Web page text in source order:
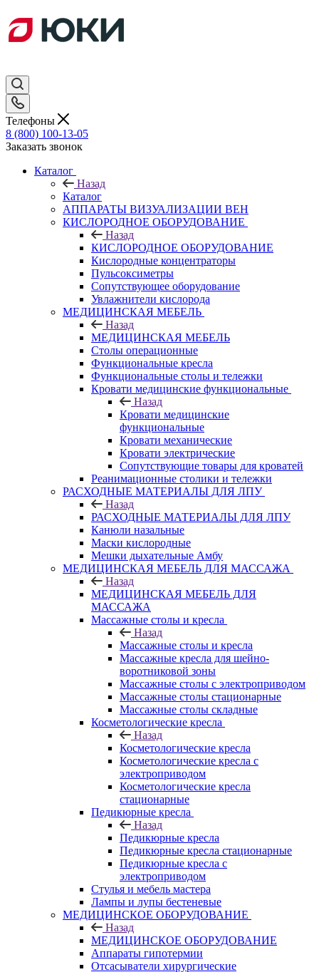
Телефоны
8 (800) 100-13-05
Заказать звонок
Каталог
Назад
Каталог
АППАРАТЫ ВИЗУАЛИЗАЦИИ ВЕН
КИСЛОРОДНОЕ ОБОРУДОВАНИЕ
Назад
КИСЛОРОДНОЕ ОБОРУДОВАНИЕ
Кислородные концентраторы
Пульсоксиметры
Сопутствующее оборудование
Увлажнители кислорода
МЕДИЦИНСКАЯ МЕБЕЛЬ
Назад
МЕДИЦИНСКАЯ МЕБЕЛЬ
Столы операционные
Функциональные кресла
Функциональные столы и тележки
Кровати медицинские функциональные
Назад
Кровати медицинские
функциональные
Кровати механические
Кровати электрические
Сопутствующие товары для кроватей
Реанимационные столики и тележки
РАСХОДНЫЕ МАТЕРИАЛЫ ДЛЯ ЛПУ
Назад
РАСХОДНЫЕ МАТЕРИАЛЫ ДЛЯ ЛПУ
Канюли назальные
Маски кислородные
Мешки дыхательные Амбу
МЕДИЦИНСКАЯ МЕБЕЛЬ ДЛЯ МАССАЖА
Назад
МЕДИЦИНСКАЯ МЕБЕЛЬ ДЛЯ
МАССАЖА
Массажные столы и кресла
Назад
Массажные столы и кресла
Массажные кресла для шейно-
воротниковой зоны
Массажные столы с электроприводом
Массажные столы стационарные
Массажные столы складные
Косметологические кресла
Назад
Косметологические кресла
Косметологические кресла с
электроприводом
Косметологические кресла
стационарные
Педикюрные кресла
Назад
Педикюрные кресла
Педикюрные кресла стационарные
Педикюрные кресла с
электроприводом
Стулья и мебель мастера
Лампы и лупы бестеневые
МЕДИЦИНСКОЕ ОБОРУДОВАНИЕ
Назад
МЕДИЦИНСКОЕ ОБОРУДОВАНИЕ
Аппараты гипотермии
Отсасыватели хирургические